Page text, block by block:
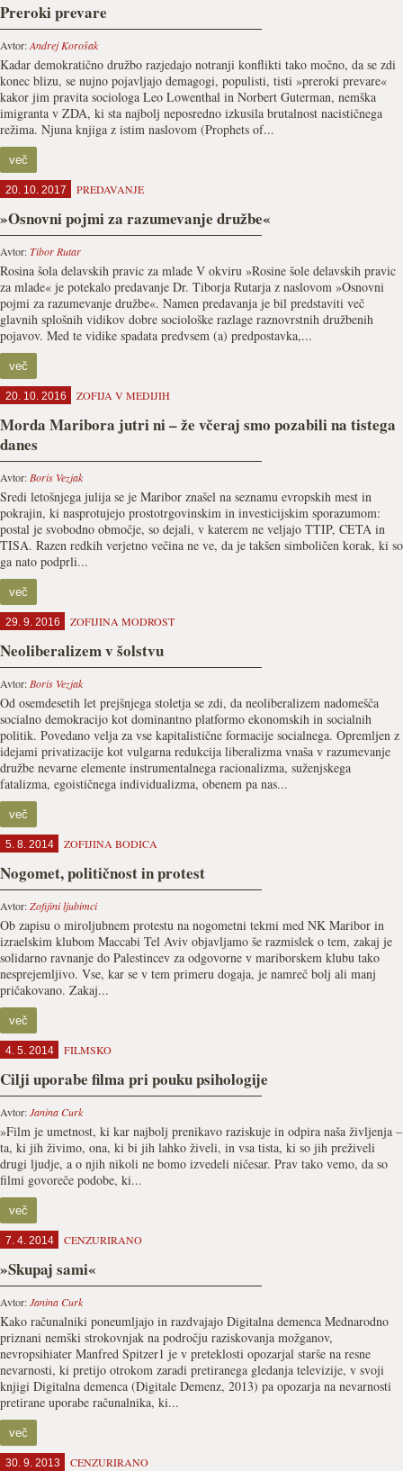
Preroki prevare
Avtor:Andrej Korošak
Kadar demokratično družbo razjedajo notranji konflikti tako močno, da se zdi
konec blizu, se nujno pojavljajo demagogi, populisti, tisti »preroki prevare«
kakor jim pravita sociologa Leo Lowenthal in Norbert Guterman, nemška
imigranta v ZDA, ki sta najbolj neposredno izkusila brutalnost nacističnega
režima. Njuna knjiga z istim naslovom (Prophets of...
več
20. 10. 2017 PREDAVANJE
»Osnovni pojmi za razumevanje družbe«
Avtor:Tibor Rutar
Rosina šola delavskih pravic za mlade V okviru »Rosine šole delavskih pravic
za mlade« je potekalo predavanje Dr. Tiborja Rutarja z naslovom »Osnovni
pojmi za razumevanje družbe«. Namen predavanja je bil predstaviti več
glavnih splošnih vidikov dobre sociološke razlage raznovrstnih družbenih
pojavov. Med te vidike spadata predvsem (a) predpostavka,...
več
20. 10. 2016 ZOFIJA V MEDIJIH
Morda Maribora jutri ni – že včeraj smo pozabili na tistega
danes
Avtor: Boris Vezjak
Sredi letošnjega julija se je Maribor znašel na seznamu evropskih mest in
pokrajin, ki nasprotujejo prostotrgovinskim in investicijskim sporazumom:
postal je svobodno območje, so dejali, v katerem ne veljajo TTIP, CETA in
TISA. Razen redkih verjetno večina ne ve, da je takšen simboličen korak, ki so
ga nato podprli...
več
29. 9. 2016 ZOFIJINA MODROST
Neoliberalizem v šolstvu
Avtor: Boris Vezjak
Od osemdesetih let prejšnjega stoletja se zdi, da neoliberalizem nadomešča
socialno demokracijo kot dominantno platformo ekonomskih in socialnih
politik. Povedano velja za vse kapitalistične formacije socialnega. Opremljen z
idejami privatizacije kot vulgarna redukcija liberalizma vnaša v razumevanje
družbe nevarne elemente instrumentalnega racionalizma, suženjskega
fatalizma, egoističnega individualizma, obenem pa nas...
več
5. 8. 2014 ZOFIJINA BODICA
Nogomet, političnost in protest
Avtor:Zofijini ljubimci
Ob zapisu o miroljubnem protestu na nogometni tekmi med NK Maribor in
izraelskim klubom Maccabi Tel Aviv objavljamo še razmislek o tem, zakaj je
solidarno ravnanje do Palestincev za odgovorne v mariborskem klubu tako
nesprejemljivo. Vse, kar se v tem primeru dogaja, je namreč bolj ali manj
pričakovano. Zakaj...
več
4. 5. 2014 FILMSKO
Cilji uporabe filma pri pouku psihologije
Avtor:Janina Curk
»Film je umetnost, ki kar najbolj prenikavo raziskuje in odpira naša življenja –
ta, ki jih živimo, ona, ki bi jih lahko živeli, in vsa tista, ki so jih preživeli
drugi ljudje, a o njih nikoli ne bomo izvedeli ničesar. Prav tako vemo, da so
filmi govoreče podobe, ki...
več
7. 4. 2014 CENZURIRANO
»Skupaj sami«
Avtor:Janina Curk
Kako računalniki poneumljajo in razdvajajo Digitalna demenca Mednarodno
priznani nemški strokovnjak na področju raziskovanja možganov,
nevropsihiater Manfred Spitzer1 je v preteklosti opozarjal starše na resne
nevarnosti, ki pretijo otrokom zaradi pretiranega gledanja televizije, v svoji
knjigi Digitalna demenca (Digitale Demenz, 2013) pa opozarja na nevarnosti
pretirane uporabe računalnika, ki...
več
30. 9. 2013 CENZURIRANO